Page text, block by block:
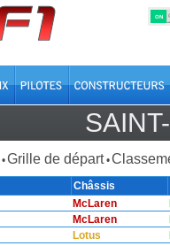
ON
•Grille de départ •
Châssis
McLaren
McLaren
Lotus